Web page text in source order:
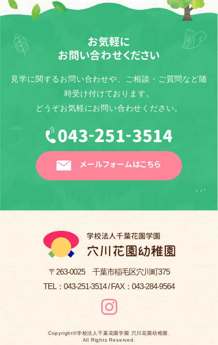
お気軽に
お問い合わせください
見学に関するお問い合わせや、ご相談・ご質問など随
時受け付けております。
どうぞお気軽にお問い合わせください。
メールフォームはこちら
〒263-0025 千葉市稲毛区穴川町375
TEL： 043-251-3514/ FAX：043-284-9564
Copyright©学校法人千葉花園学園 穴川花園幼稚園
All Rights Reserved.